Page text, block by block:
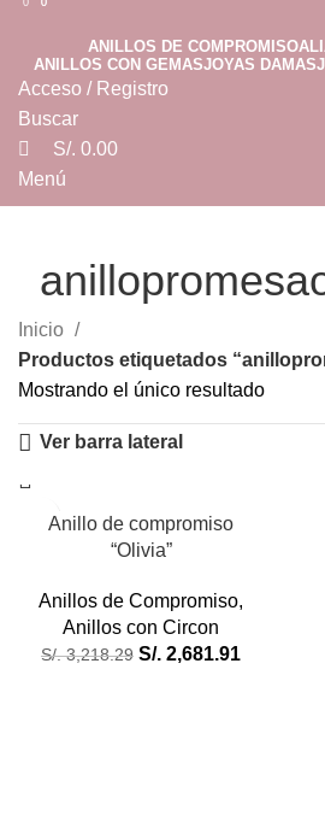
ANILLOS DE COMPROMISO
ANILLOS CON GEMASJOYAS DAMAS
Acceso / Registro
Buscar
0
S/. 0.00
Menú
0
Inicio
Productos etiquetados
Mostrando el único resultado
Ver barra lateral
Anillo de compromiso
“Olivia”
Anillos de Compromiso,
Anillos con Circon
S/.3,218.29 S/. 2,681.91
0